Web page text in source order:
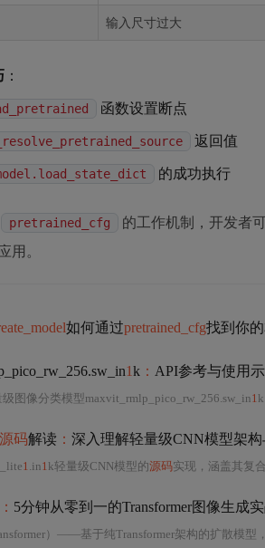
输入尺寸过大
：
函数设置断点
_resolve_pretrained_source
返回值
的成功执行
pretrained_cfg
的工作机制，开发者
用。
如何通过pretrained_cfg找到你
1k ： API参考与使用
级图像分类模型maxvit_rmlp_pico_rw_256.sw_in1
源码解读 ： 深入理解轻量级CNN模型架
1.in1k轻量级CNN模型的源码实现，涵盖其复合缩放策略、MBConv轻量化
： 5分钟从零到一的Transformer图像生成